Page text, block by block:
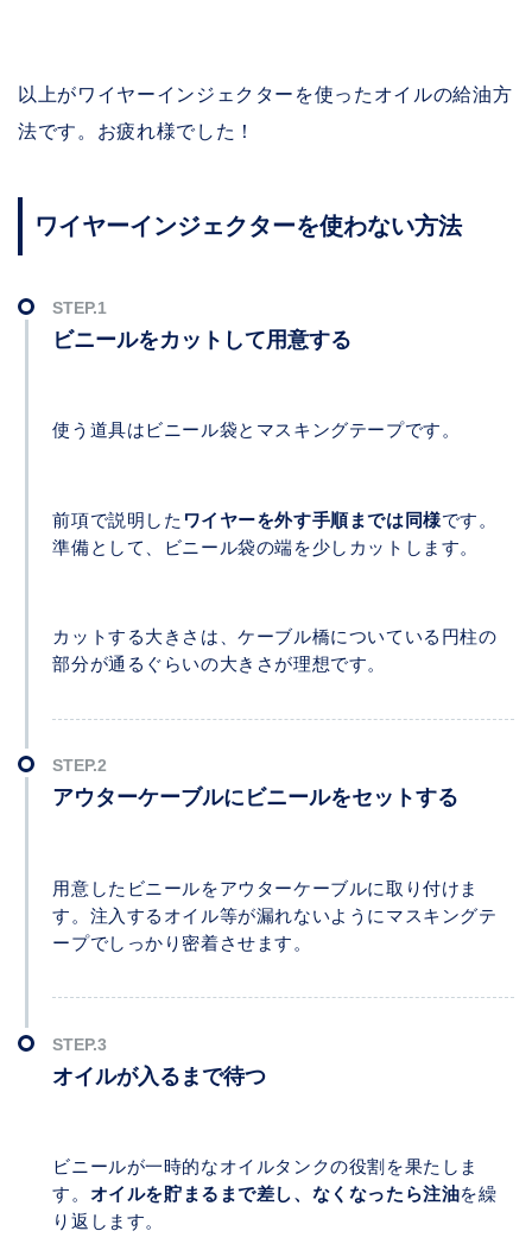
以上がワイヤーインジェクターを使ったオイルの給油方
法です。お疲れ様でした！
ワイヤーインジェクターを使わない方法
ビニールをカットして用意する
使う道具はビニール袋とマスキングテープです。
前項で説明した ワイヤーを外す手順までは同様です。
準備として、ビニール袋の端を少しカットします。
カットする大きさは、ケーブル橋についている円柱の
部分が通るぐらいの大きさが理想です。
アウターケーブルにビニールをセットする
用意したビニールをアウターケーブルに取り付けま
す。注入するオイル等が漏れないようにマスキングテ
ープでしっかり密着させます。
オイルが入るまで待つ
ビニールが一時的なオイルタンクの役割を果たしま
す。 オイルを貯まるまで差し、なくなったら注油を繰
り返します。